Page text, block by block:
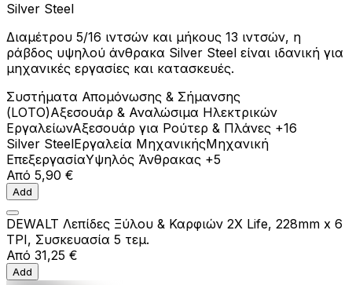
Silver Steel
Διαμέτρου 5/16 ιντσών και μήκους 13 ιντσών, η
ράβδος υψηλού άνθρακα Silver Steel είναι ιδανική για
μηχανικές εργασίες και κατασκευές.
Συστήματα Απομόνωσης & Σήμανσης
(LOTO)Αξεσουάρ & Αναλώσιμα Ηλεκτρικών
ΕργαλείωνΑξεσουάρ για Ρούτερ & Πλάνες +16
Silver SteelΕργαλεία ΜηχανικήςΜηχανική
ΕπεξεργασίαΥψηλός Άνθρακας +5
Από 5,90 €
Add
DEWALT Λεπίδες Ξύλου & Καρφιών 2X Life, 228mm x 6
TPI, Συσκευασία 5 τεμ.
Από 31,25 €
Add